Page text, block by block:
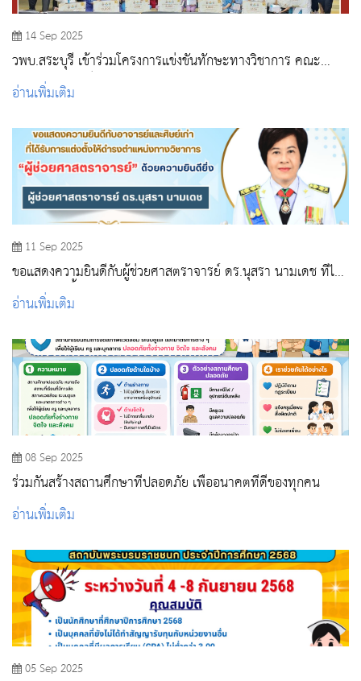
14 Sep 2025
วพบ.สระบุรี เข้าร่วมโครงการแข่งขันทักษะทางวิชาการ คณะ
พยาบาลศาสตร์ สถาบันพระบรมราชชนก
อ่านเพิ่มเติม
11 Sep 2025
ขอแสดงความยินดีกับผู้ช่วยศาสตราจารย์ ดร.นุสรา นามเดช ที่ได้
รับการแต่งตั้งให้ดำรงตำแหน่งทางวิชาการ
อ่านเพิ่มเติม
08 Sep 2025
ร่วมกันสร้างสถานศึกษาที่ปลอดภัย เพื่ออนาคตที่ดีของทุกคน
อ่านเพิ่มเติม
05 Sep 2025